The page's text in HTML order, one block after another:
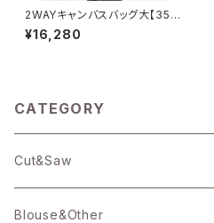
2WAYキャンバスバッグ大【351
05】
¥16,280
CATEGORY
Cut&Saw
25/バーフィル天竺
Blouse&Other